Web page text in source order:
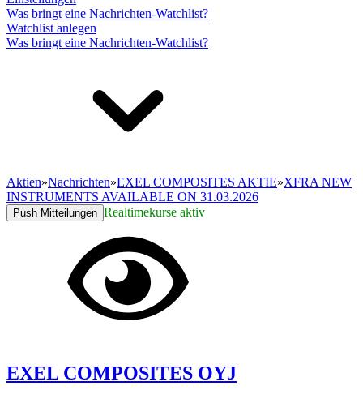
Was bringt eine Nachrichten-Watchlist?
Watchlist anlegen
Was bringt eine Nachrichten-Watchlist?
Aktien»Nachrichten»EXEL COMPOSITES AKTIE»XFRA NEW
INSTRUMENTS AVAILABLE ON 31.03.2026
Push Mitteilungen Realtimekurse aktiv
EXEL COMPOSITES OYJ